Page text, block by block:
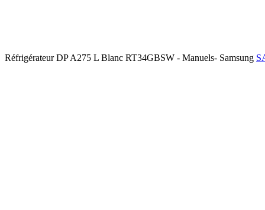
Réfrigérateur DP A275 L Blanc RT34GBSW - Manuels- Samsung